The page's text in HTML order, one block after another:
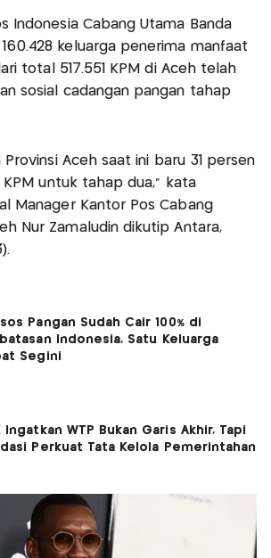
Indonesia Cabang Utama Banda
keluarga penerima manfaat
total 517.551 KPM di Aceh telah
sosial cadangan pangan tahap
Provinsi Aceh saat ini baru 31 persen
KPM untuk tahap dua,” kata
Manager Kantor Pos Cabang
Nur Zamaludin dikutip Antara,
Pangan Sudah Cair 100% di
Indonesia, Satu Keluarga
Segini
Ingatkan WTP Bukan Garis Akhir, Tapi
Perkuat Tata Kelola Pemerintahan